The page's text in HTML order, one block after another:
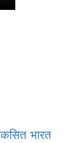
भारत